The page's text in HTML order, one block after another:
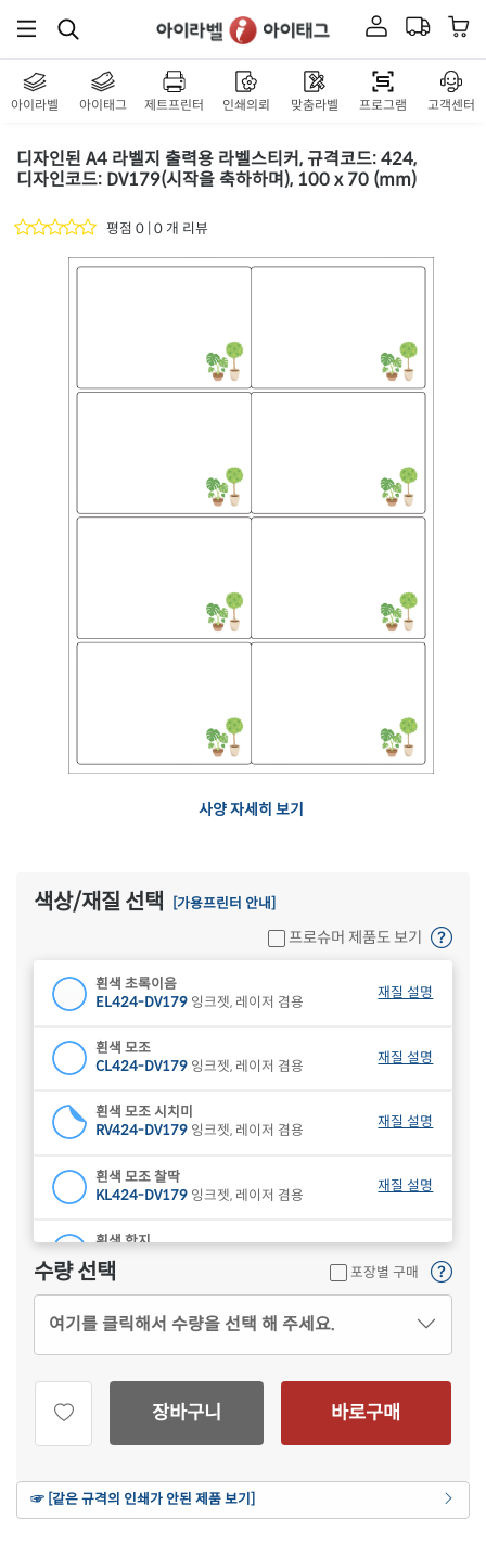
아이라벨 아이태그 제트프린터 인쇄의뢰 맞춤라벨 프로그램 고객센터
디자인된 A4 라벨지 출력용 라벨스티커, 규격코드: 424,
디자인코드: DV179(시작을 축하하며), 100 x 70 (mm)
평점 0 | 0 개 리뷰
사양 자세히 보기
색상/재질 선택 [가용프린터 안내]
프로슈머 제품도 보기
흰색 초록이음
EL424-DV179 잉크젯, 레이저 겸용
재질 설명
흰색 모조
CL424-DV179 잉크젯, 레이저 겸용
재질 설명
흰색 모조 시치미
RV424-DV179 잉크젯, 레이저 겸용
재질 설명
흰색 모조 찰딱
KL424-DV179 잉크젯, 레이저 겸용
재질 설명
흰색 한지
CL424HJ-DV179
재질 설명
CL424B-DV179잉크젯, 레이저 겸용
재질 설명
CL424G-DV179
잉크젯, 레이저 겸용
재질 설명
재질 설명
연노란색 모조
CL424Y-DV179잉크젯, 레이저 겸용
수량 선택 포장별 구매
여기를 클릭해서 수량을 선택 해 주세요.
장바구니 바로구매
☞ [같은 규격의 인쇄가 안된 제품 보기]